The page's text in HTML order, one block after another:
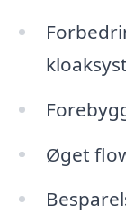
Øget